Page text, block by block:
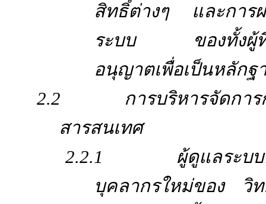
สิทธิ์ต่างๆ และการผ่
ระบบ ของทั้งผู้ที่ไ
อนุญาตเพื่อเป็นหลักฐ
2.2 การบริหารจัดการกา
สารสนเทศ
2.2.1 ผู้ดูแลระบบต้อ
บุคลากรใหม่ของ วิ